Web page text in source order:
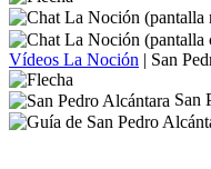
Vídeos La Noción | San
San